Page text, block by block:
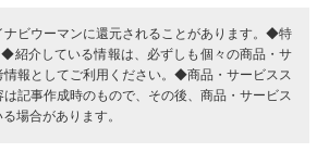
ビウーマンに還元されることがあります。◆特
紹介している情報は、必ずしも個々の商品・サ
報としてご利用ください。◆商品・サービスス
記事作成時のもので、その後、商品・サービス
場合があります。